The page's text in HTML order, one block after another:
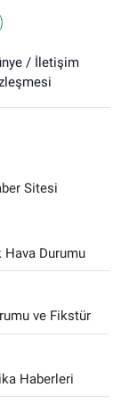
/ İletişim
Sitesi
Hava Durumu
ve Fikstür
Haberleri